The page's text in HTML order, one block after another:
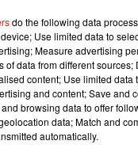
chose à
de départ idéal pour
Autrefois zone
de design. Le
pause dans un bar
brésilien, sur un
do the following data
Use limited data to
Measure advertising
of data from different
content; Use limited
and content; Save and
browsing data to offer
data; Match and
automatically.